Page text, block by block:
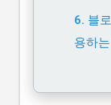
블
용하